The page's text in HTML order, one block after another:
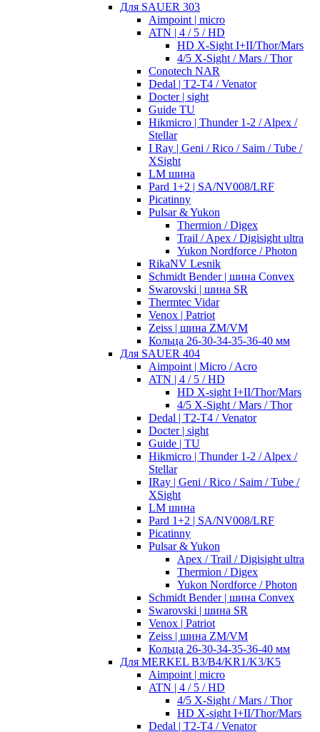
Для SAUER 303
Aimpoint | micro
ATN | 4 / 5 / HD
HD X-Sight I+II/Thor/Mars
4/5 X-Sight / Mars / Thor
Conotech NAR
Dedal | T2-T4 / Venator
Docter | sight
Guide TU
Hikmicro | Thunder 1-2 / Alpex /
Stellar
I Ray | Geni / Rico / Saim / Tube /
XSight
LM шина
Pard 1+2 | SA/NV008/LRF
Picatinny
Pulsar & Yukon
Thermion / Digex
Trail / Apex / Digisight ultra
Yukon Nordforce / Photon
RikaNV Lesnik
Schmidt Bender | шина Convex
Swarovski | шина SR
Thermtec Vidar
Venox | Patriot
Zeiss | шина ZM/VM
Кольца 26-30-34-35-36-40 мм
Для SAUER 404
Aimpoint | Micro / Acro
ATN | 4 / 5 / HD
HD X-sight I+II/Thor/Mars
4/5 X-Sight / Mars / Thor
Dedal | T2-T4 / Venator
Docter | sight
Guide | TU
Hikmicro | Thunder 1-2 / Alpex /
Stellar
IRay | Geni / Rico / Saim / Tube /
XSight
LM шина
Pard 1+2 | SA/NV008/LRF
Picatinny
Pulsar & Yukon
Apex / Trail / Digisight ultra
Thermion / Digex
Yukon Nordforce / Photon
Schmidt Bender | шина Convex
Swarovski | шина SR
Venox | Patriot
Zeiss | шина ZM/VM
Кольца 26-30-34-35-36-40 мм
Для MERKEL B3/B4/KR1/K3/K5
Aimpoint | micro
ATN | 4 / 5 / HD
4/5 X-Sight / Mars / Thor
HD X-sight I+II/Thor/Mars
Dedal | T2-T4 / Venator